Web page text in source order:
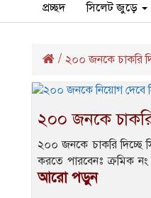
প্রচ্ছদ সিলেট জুড়ে
/ ২০০ জনকে চাকরি
২০০ জনকে
২০০ জনকে চাকরি দিচ্ছে
করতে পারবেনঃ ক্রমিক
আরো পড়ুন